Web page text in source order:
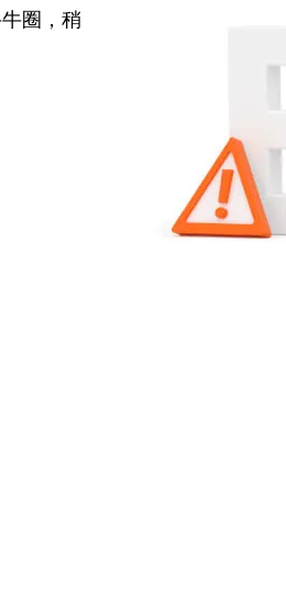
圈，稍